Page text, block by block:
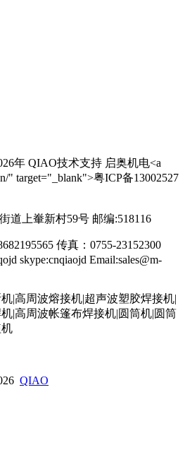
年 QIAO技术支持 启奥机电<a
" target="_blank">粤ICP备13002527
道上輋新村59号 邮编:518116
传真：0755-23152300
skype:cnqiaojd Email:sales@m-
|高周波熔接机|超声波塑胶焊接机|
|高周波帐篷布焊接机|圆筒机|圆筒
QIAO